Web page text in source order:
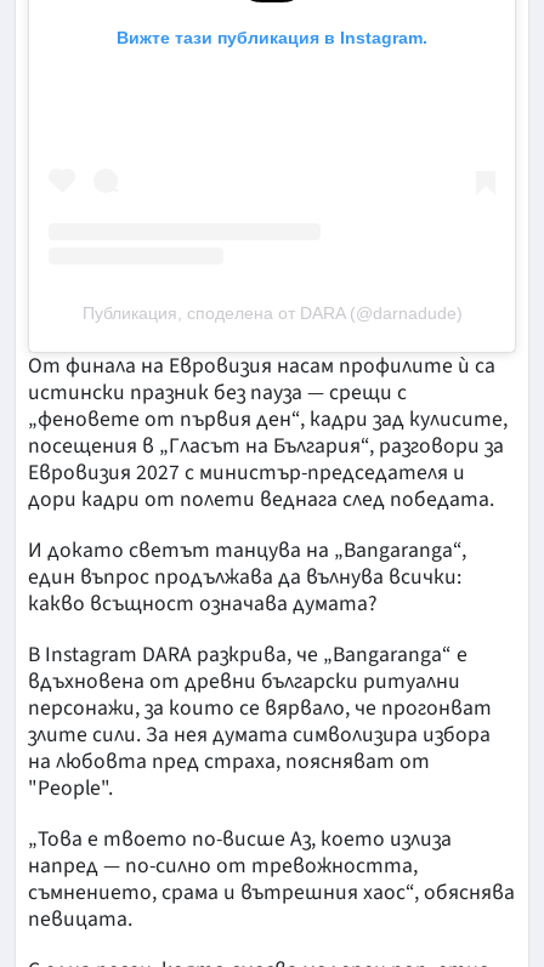
Вижте тази публикация в Instagram.
Публикация, споделена от DARA (@darnadude)
От финала на Евровизия насам профилите ѝ са
истински празник без пауза — срещи с
„феновете от първия ден“, кадри зад кулисите,
посещения в „Гласът на България“, разговори за
Евровизия 2027 с министър-председателя и
дори кадри от полети веднага след победата.
И докато светът танцува на „Bangaranga“,
един въпрос продължава да вълнува всички:
какво всъщност означава думата?
В Instagram DARA разкрива, че „Bangaranga“ е
вдъхновена от древни български ритуални
персонажи, за които се вярвало, че прогонват
злите сили. За нея думата символизира избора
на любовта пред страха, поясняват от
"People".
„Това е твоето по-висше Аз, което излиза
напред — по-силно от тревожността,
съмнението, срама и вътрешния хаос“, обяснява
певицата.